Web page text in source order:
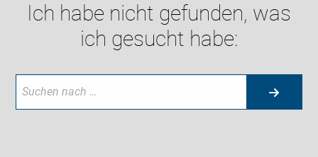
Ich habe nicht gefunden, was
ich gesucht habe: